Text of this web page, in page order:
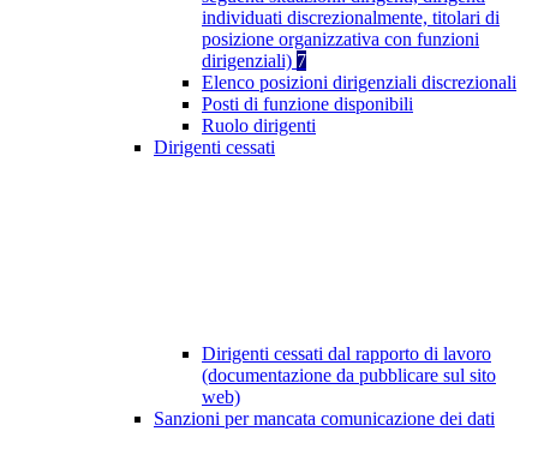
individuati discrezionalmente, titolari di
posizione organizzativa con funzioni
dirigenziali) 7
Elenco posizioni dirigenziali discrezionali
Posti di funzione disponibili
Ruolo dirigenti
Dirigenti cessati
Dirigenti cessati dal rapporto di lavoro
(documentazione da pubblicare sul sito
web)
Sanzioni per mancata comunicazione dei dati